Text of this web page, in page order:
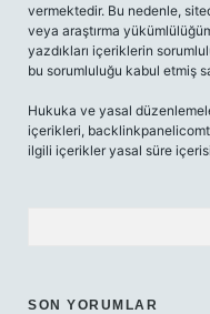
vermektedir. Bu nedenle,
veya araştırma
yazdıkları içeriklerin
bu sorumluluğu kabul etmiş
Hukuka ve yasal
içerikleri,
ilgili içerikler yasal süre
SON YORUMLAR